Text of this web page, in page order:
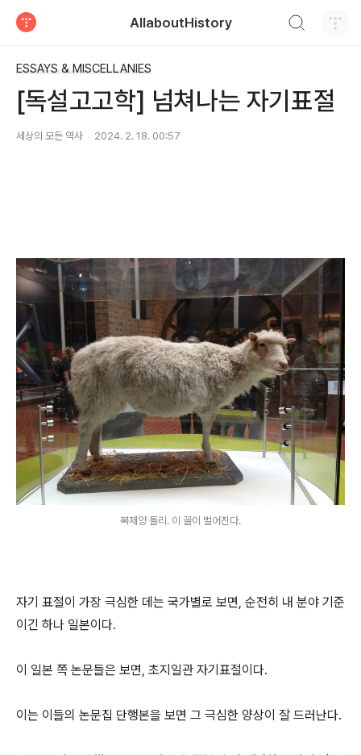
AllaboutHistory
ESSAYS & MISCELLANIES
[독설고고학] 넘쳐나는 자기표절
세상의 모든 역사 2024. 2. 18. 00:57
복제양 돌리. 이 꼴이 벌어진다.
자기 표절이 가장 극심한 데는 국가별로 보면, 순전히 내 분야 기준
이긴 하나 일본이다.
이 일본 쪽 논문들은 보면, 초지일관 자기표절이다.
이는 이들의 논문집 단행본을 보면 그 극심한 양상이 잘 드러난다.